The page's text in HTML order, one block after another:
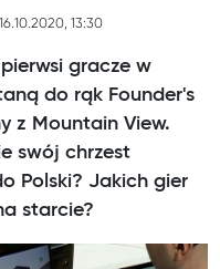
13:30
gracze w
do rąk Founder's
z Mountain View.
swój chrzest
Polski? Jakich gier
starcie?